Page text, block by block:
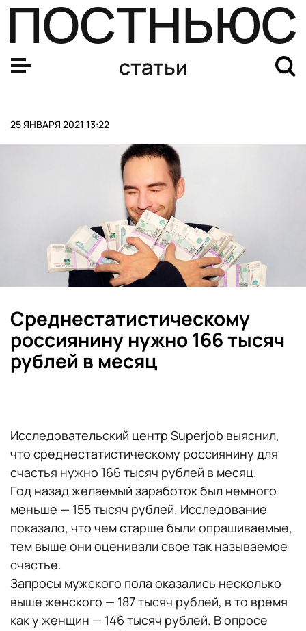
статьи
25 ЯНВАРЯ 2021 13:22
Среднестатистическому
россиянину нужно 166 тысяч
рублей в месяц
Исследовательский центр Superjob выяснил,
что среднестатистическому россиянину для
счастья нужно 166 тысяч рублей в месяц.
Год назад желаемый заработок был немного
меньше — 155 тысяч рублей. Исследование
показало, что чем старше были опрашиваемые,
тем выше они оценивали свое так называемое
счастье.
Запросы мужского пола оказались несколько
выше женского — 187 тысяч рублей, в то время
как у женщин — 146 тысяч рублей. В опросе
Что такое 15-минутные города или почему мы живем